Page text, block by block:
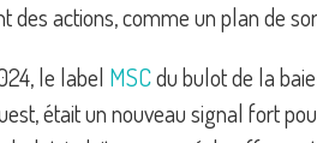
des actions, comme un plan de
le label MSCdu bulot de la
était un nouveau signal fort